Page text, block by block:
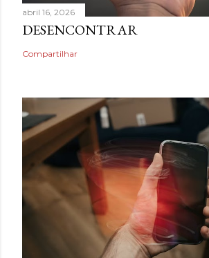
abril 16, 2026
DESENCONTRAR
Compartilhar